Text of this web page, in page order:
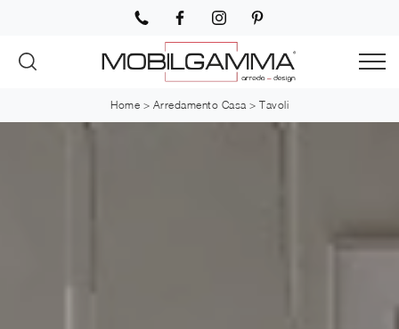
Home > Arredamento Casa > Tavoli